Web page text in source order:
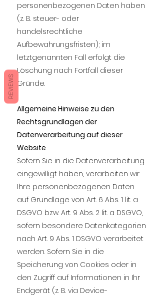
personenbezogenen Daten haben
(z. B. steuer- oder
handelsrechtliche
Aufbewahrungsfristen); im
letztgenannten Fall erfolgt die
Löschung nach Fortfall dieser
Gründe.
Allgemeine Hinweise zu den
Rechtsgrundlagen der
Datenverarbeitung auf dieser
Website
Sofern Sie in die Datenverarbeitung
eingewilligt haben, verarbeiten wir
Ihre personenbezogenen Daten
auf Grundlage von Art. 6 Abs. 1 lit. a
DSGVO bzw. Art. 9 Abs. 2 lit. a DSGVO,
sofern besondere Datenkategorien
nach Art. 9 Abs. 1 DSGVO verarbeitet
werden. Sofern Sie in die
Speicherung von Cookies oder in
den Zugriff auf Informationen in Ihr
Endgerät (z. B. via Device-
REVIEWS